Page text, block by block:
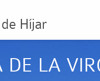
Híjar
DE LA